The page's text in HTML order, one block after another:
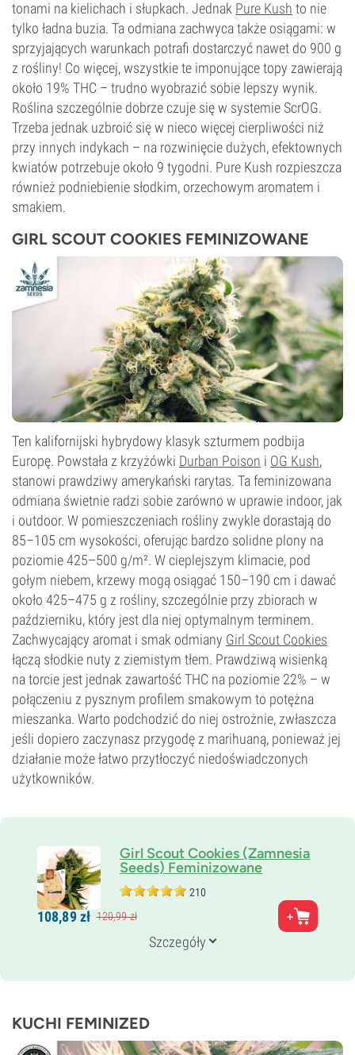
tonami na kielichach i słupkach. Jednak Pure Kush to nie
tylko ładna buzia. Ta odmiana zachwyca także osiągami: w
sprzyjających warunkach potrafi dostarczyć nawet do 900 g
z rośliny! Co więcej, wszystkie te imponujące topy zawierają
około 19% THC – trudno wyobrazić sobie lepszy wynik.
Roślina szczególnie dobrze czuje się w systemie ScrOG.
Trzeba jednak uzbroić się w nieco więcej cierpliwości niż
przy innych indykach – na rozwinięcie dużych, efektownych
kwiatów potrzebuje około 9 tygodni. Pure Kush rozpieszcza
również podniebienie słodkim, orzechowym aromatem i
smakiem.
GIRL SCOUT COOKIES FEMINIZOWANE
Ten kalifornijski hybrydowy klasyk szturmem podbija
Europę. Powstała z krzyżówki Durban Poison i OG Kush,
stanowi prawdziwy amerykański rarytas. Ta feminizowana
odmiana świetnie radzi sobie zarówno w uprawie indoor, jak
i outdoor. W pomieszczeniach rośliny zwykle dorastają do
85–105 cm wysokości, oferując bardzo solidne plony na
poziomie 425–500 g/m². W cieplejszym klimacie, pod
gołym niebem, krzewy mogą osiągać 150–190 cm i dawać
około 425–475 g z rośliny, szczególnie przy zbiorach w
październiku, który jest dla niej optymalnym terminem.
Zachwycający aromat i smak odmiany Girl Scout Cookies
łączą słodkie nuty z ziemistym tłem. Prawdziwą wisienką
na torcie jest jednak zawartość THC na poziomie 22% – w
połączeniu z pysznym profilem smakowym to potężna
mieszanka. Warto podchodzić do niej ostrożnie, zwłaszcza
jeśli dopiero zaczynasz przygodę z marihuaną, ponieważ jej
działanie może łatwo przytłoczyć niedoświadczonych
użytkowników.
Girl Scout Cookies (Zamnesia
Seeds) Feminizowane
210
Rodzice
Durban Poison x OG Kush
20% Sativa
8–9 tygodni
23%
CBD
0–1%
108,89zł 120,99zł
Szczegóły
KUCHI FEMINIZED